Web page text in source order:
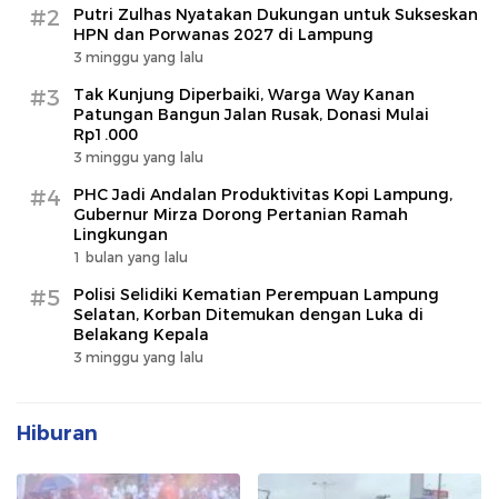
#2
Putri Zulhas Nyatakan Dukungan untuk Sukseskan
HPN dan Porwanas 2027 di Lampung
3 minggu yang lalu
#3
Tak Kunjung Diperbaiki, Warga Way Kanan
Patungan Bangun Jalan Rusak, Donasi Mulai
Rp1.000
3 minggu yang lalu
#4
PHC Jadi Andalan Produktivitas Kopi Lampung,
Gubernur Mirza Dorong Pertanian Ramah
Lingkungan
1 bulan yang lalu
#5
Polisi Selidiki Kematian Perempuan Lampung
Selatan, Korban Ditemukan dengan Luka di
Belakang Kepala
3 minggu yang lalu
Hiburan